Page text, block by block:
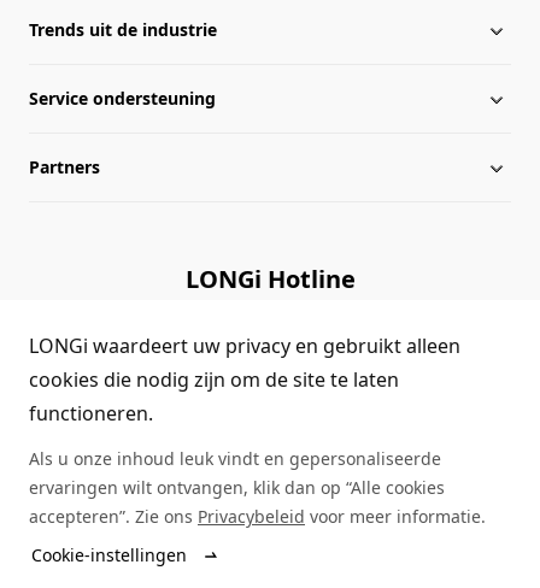
Over Longi
Geglobaliseerde indeling
Informatie van beheersniveau
Trends uit de industrie
Nieuws van Longi
Service ondersteuning
Downloadcentrum
Veelgestelde vragen
Partners
LONGi Hotline
(+86)4008 601012
LONGi waardeert uw privacy en gebruikt alleen
cookies die nodig zijn om de site te laten
functioneren.
Als u onze inhoud leuk vindt en gepersonaliseerde
ervaringen wilt ontvangen, klik dan op “Alle cookies
accepteren”. Zie ons Privacybeleid voor meer informatie.
Cookie-instellingen